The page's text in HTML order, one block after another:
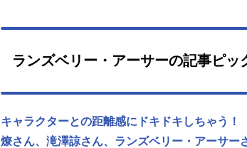
ランズベリー・アーサーの記事ピッ
キャラクターとの距離感にドキドキしちゃう
燎さん、滝澤諒さん、ランズベリー・アーサー